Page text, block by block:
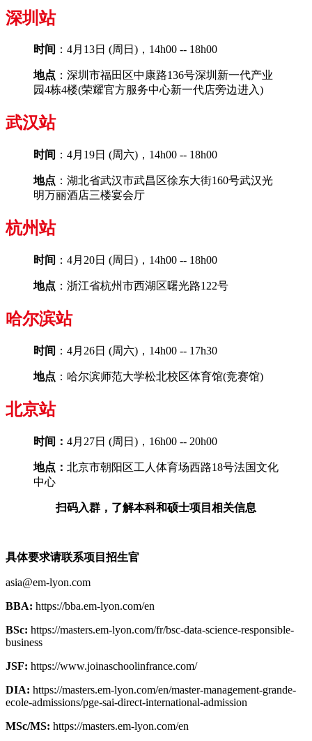
深圳站
时间 ：4月13日 (周日)，14h00 -- 18h00
地点 ：深圳市福田区中康路136号深圳新一代产业
园4栋4楼(荣耀官方服务中心新一代店旁边进入)
武汉站
时间 ：4月19日 (周六)，14h00 -- 18h00
地点 ：湖北省武汉市武昌区徐东大街160号武汉光
明万丽酒店三楼宴会厅
杭州站
时间 ：4月20日 (周日)，14h00 -- 18h00
地点 ：浙江省杭州市西湖区曙光路122号
哈尔滨站
时间 ：4月26日 (周六)，14h00 -- 17h30
地点 ：哈尔滨师范大学松北校区体育馆(竞赛馆)
北京站
时间： 4月27日 (周日)，16h00 -- 20h00
地点： 北京市朝阳区工人体育场西路18号法国文化
中心
扫码入群，了解本科和硕士项目相关信息
具体要求请联系项目招生官
asia@em-lyon.com
BBA: https://bba.em-lyon.com/en
BSc: https://masters.em-lyon.com/fr/bsc-data-science-responsible-
business
JSF: https://www.joinaschoolinfrance.com/
DIA: https://masters.em-lyon.com/en/master-management-grande-
ecole-admissions/pge-sai-direct-international-admission
MSc/MS: https://masters.em-lyon.com/en